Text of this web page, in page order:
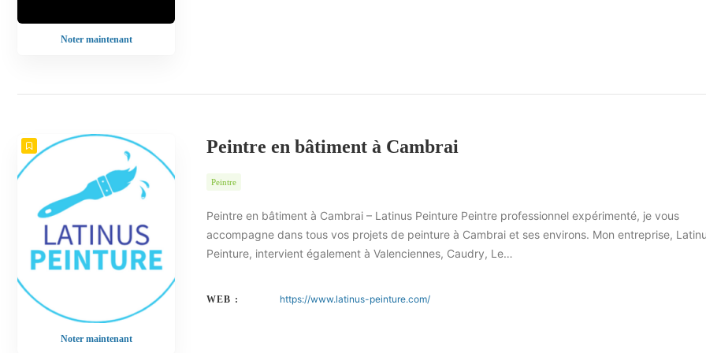
Noter maintenant
Noter maintenant
Peintre en bâtiment à Cambrai
Peintre
Peintre en bâtiment à Cambrai – Latinus Peinture Peintre professionnel expérimenté, je vous
accompagne dans tous vos projets de peinture à Cambrai et ses environs. Mon entreprise,
Peinture, intervient également à Valenciennes, Caudry, Le…
WEB : https://www.latinus-peinture.com/